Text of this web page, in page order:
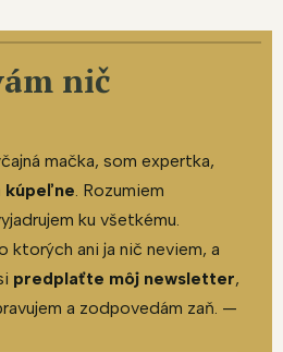
nič
mačka, som expertka,
kúpeľne. Rozumiem
ku všetkému.
ktorých ani ja nič neviem, a
predplaťte môj newsletter,
a zodpovedám zaň. —